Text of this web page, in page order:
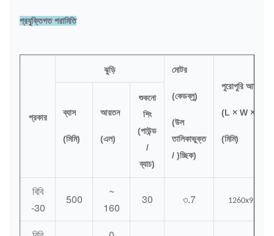
প্রযুক্তিগত পরামিতি
প্রকার
ঝুড়ি মোটর
(কেডব্লু)
(উল
তালিকাভুক্ত
/ )চ্ছিক)
পুরোপুরি আকার
(L × W × H)
(মিমি)
ব্যাস
(মিমি)
আয়তন
(এল)
শুকনো
শিং
(পাউন্ড
/
ব্যাচ)
বিবি
-30
500
~
160
30 ৩.7